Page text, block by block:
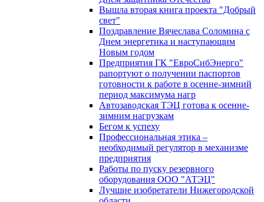
Вышла вторая книга проекта "Добрый
свет"
Поздравление Вячеслава Соломина с
Днем энергетика и наступающим
Новым годом
Предприятия ГК "ЕвроСибЭнерго"
рапортуют о получении паспортов
готовности к работе в осенне-зимний
период максимума нагр
Автозаводская ТЭЦ готова к осенне-
зимним нагрузкам
Бегом к успеху
Профессиональная этика –
необходимый регулятор в механизме
предприятия
Работы по пуску резервного
оборудования ООО "АТЭЦ"
Лучшие изобретатели Нижегородской